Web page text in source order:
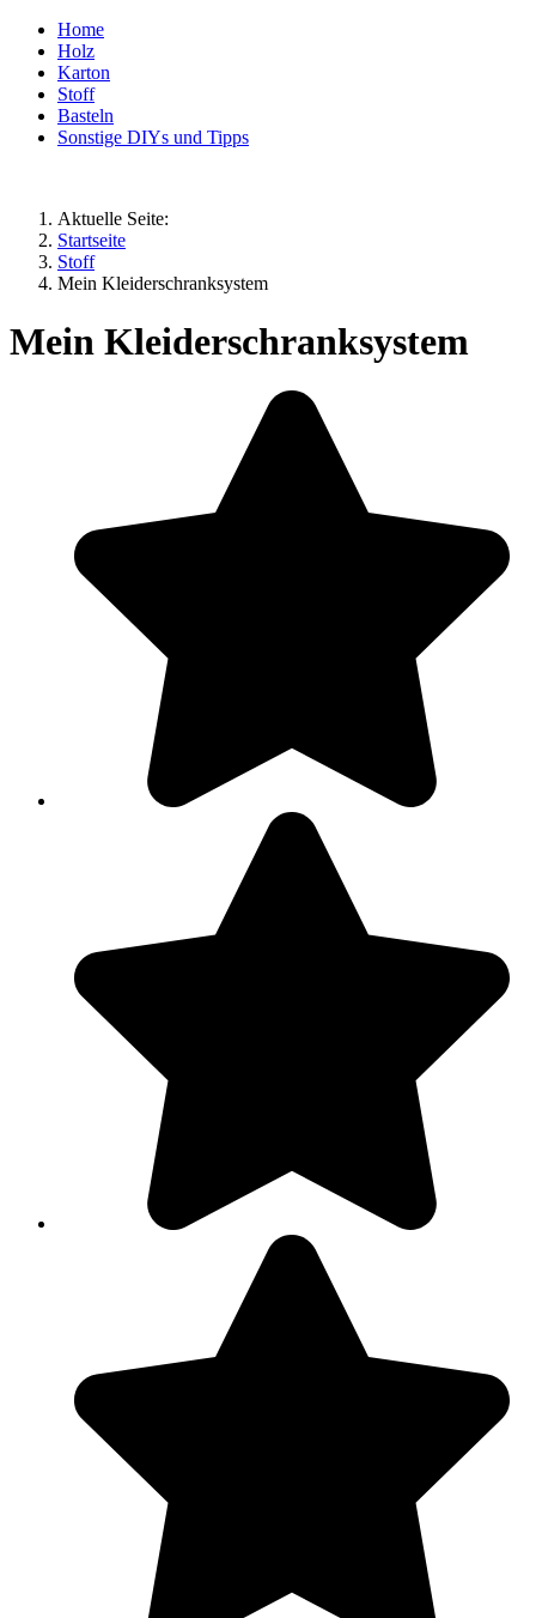
Home
Holz
Karton
Stoff
Basteln
Sonstige DIYs und Tipps
Aktuelle Seite:
Startseite
Stoff
Mein Kleiderschranksystem
Mein Kleiderschranksystem